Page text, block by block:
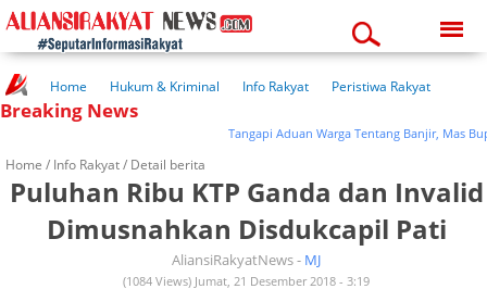
10:59:37 am
Home Hukum & Kriminal Info Rakyat
Peristiwa Rakyat
Kuliner Rakyat
Wisata Rakyat
Breaking News
Tangapi Aduan Warga Tentang Banjir, Mas
Home / Info Rakyat/ Detail berita
Puluhan Ribu KTP Ganda dan Invalid
Dimusnahkan Disdukcapil Pati
AliansiRakyatNews - MJ
(1084 Views) Jumat, 21 Desember 2018 - 3:19